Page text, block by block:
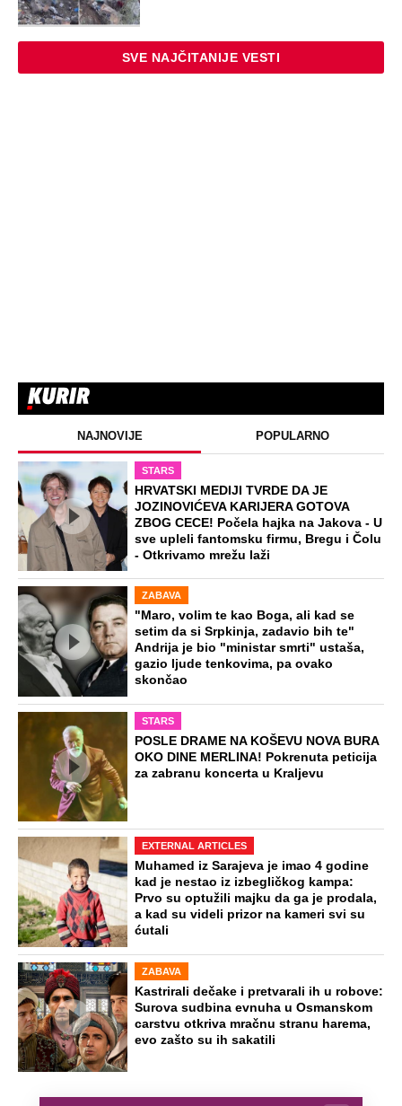
SVE NAJČITANIJE VESTI
NAJNOVIJE POPULARNO
STARS
HRVATSKI MEDIJI TVRDE DA JE
JOZINOVIĆEVA KARIJERA GOTOVA
ZBOG CECE! Počela hajka na Jakova - U
sve upleli fantomsku firmu, Bregu i Čolu
- Otkrivamo mrežu laži
ZABAVA
"Maro, volim te kao Boga, ali kad se
setim da si Srpkinja, zadavio bih te"
Andrija je bio "ministar smrti" ustaša,
gazio ljude tenkovima, pa ovako
skončao
STARS
POSLE DRAME NA KOŠEVU NOVA BURA
OKO DINE MERLINA! Pokrenuta peticija
za zabranu koncerta u Kraljevu
EXTERNAL ARTICLES
Muhamed iz Sarajeva je imao 4 godine
kad je nestao iz izbegličkog kampa:
Prvo su optužili majku da ga je prodala,
a kad su videli prizor na kameri svi su
ćutali
ZABAVA
Kastrirali dečake i pretvarali ih u robove:
Surova sudbina evnuha u Osmanskom
carstvu otkriva mračnu stranu harema,
evo zašto su ih sakatili